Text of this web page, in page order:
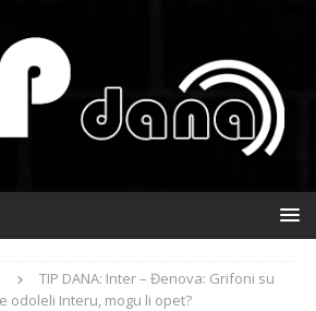
TIP DANA: Inter – Đenova: Grifoni su
odoleli Interu, mogu li opet?